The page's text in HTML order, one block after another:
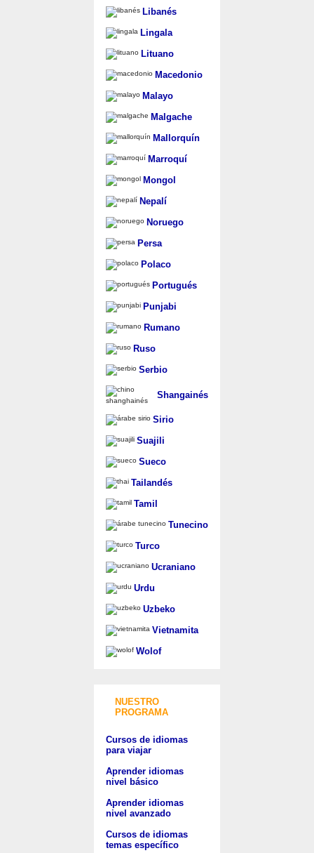
Libanés
Lingala
Lituano
Macedonio
Malayo
Malgache
Mallorquín
Marroquí
Mongol
Nepalí
Noruego
Persa
Polaco
Portugués
Punjabi
Rumano
Ruso
Serbio
Shangainés
Sirio
Suajili
Sueco
Tailandés
Tamil
Tunecino
Turco
Ucraniano
Urdu
Uzbeko
Vietnamita
Wolof
NUESTRO
PROGRAMA
Cursos de idiomas
para viajar
Aprender idiomas
nivel básico
Aprender idiomas
nivel avanzado
Cursos de idiomas
temas específico